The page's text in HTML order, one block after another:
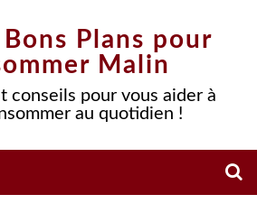
Plans pour
Malin
conseils pour vous aider à
au quotidien !